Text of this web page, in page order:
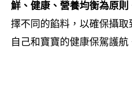
鮮、健康、營養均衡為原則
擇不同的餡料，以確保攝取
自己和寶寶的健康保駕護航